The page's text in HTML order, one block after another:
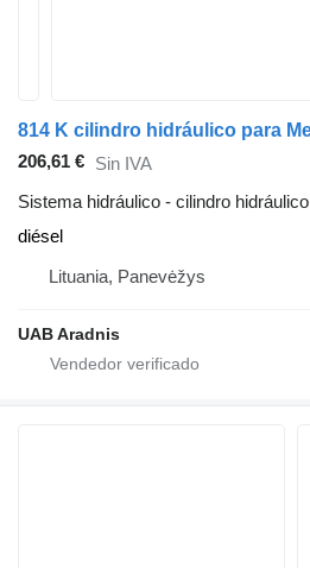
206,61 € Sin IVA
Sistema hidráulico - cilindro hidráulico
diésel
Lituania, Panevėžys
UAB Aradnis